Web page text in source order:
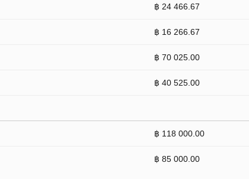
฿ 24 466.67
฿ 16 266.67
฿ 70 025.00
฿ 40 525.00
฿ 118 000.00
฿ 85 000.00